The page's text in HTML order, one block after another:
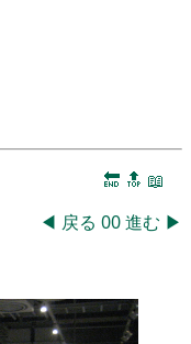
🔚 🔝 📖
◀ 戻る 00進む ▶